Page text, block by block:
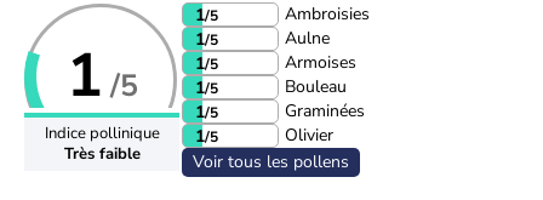
1 /5
Indice pollinique
Très faible
1/5
Ambroisies
1/5
Aulne
1/5
Armoises
1/5
Bouleau
1/5
Graminées
1/5
Olivier
Voir tous les pollens